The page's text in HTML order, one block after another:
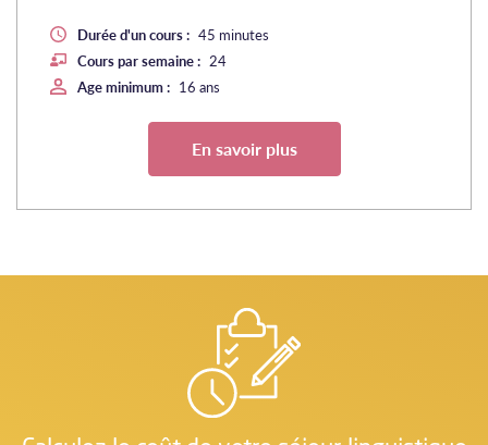
Durée d'un cours : 45 minutes
Cours par semaine : 24
Age minimum : 16 ans
En savoir plus